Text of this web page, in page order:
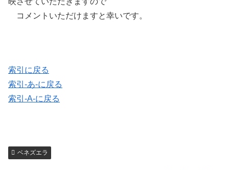
コメントいただけますと幸いです。
索引に戻る
索引-あ-に戻る
索引-A-に戻る
ベネズエラ